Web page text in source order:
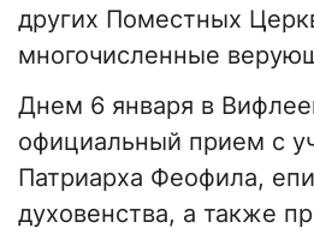
других Поместных
многочисленные
Днем 6 января в
официальный прием с
Патриарха Феофила,
духовенства, а также